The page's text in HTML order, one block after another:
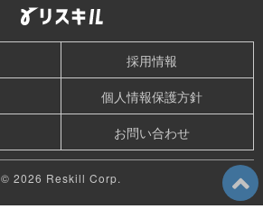
採用情報
個人情報保護方針
お問い合わせ
© 2026 Reskill Corp.